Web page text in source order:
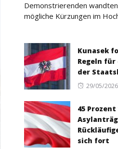
Demonstrierenden
mögliche Kürzungen im
Kunasek
Regeln
der
Posted
29/05/2026
45
sich fort